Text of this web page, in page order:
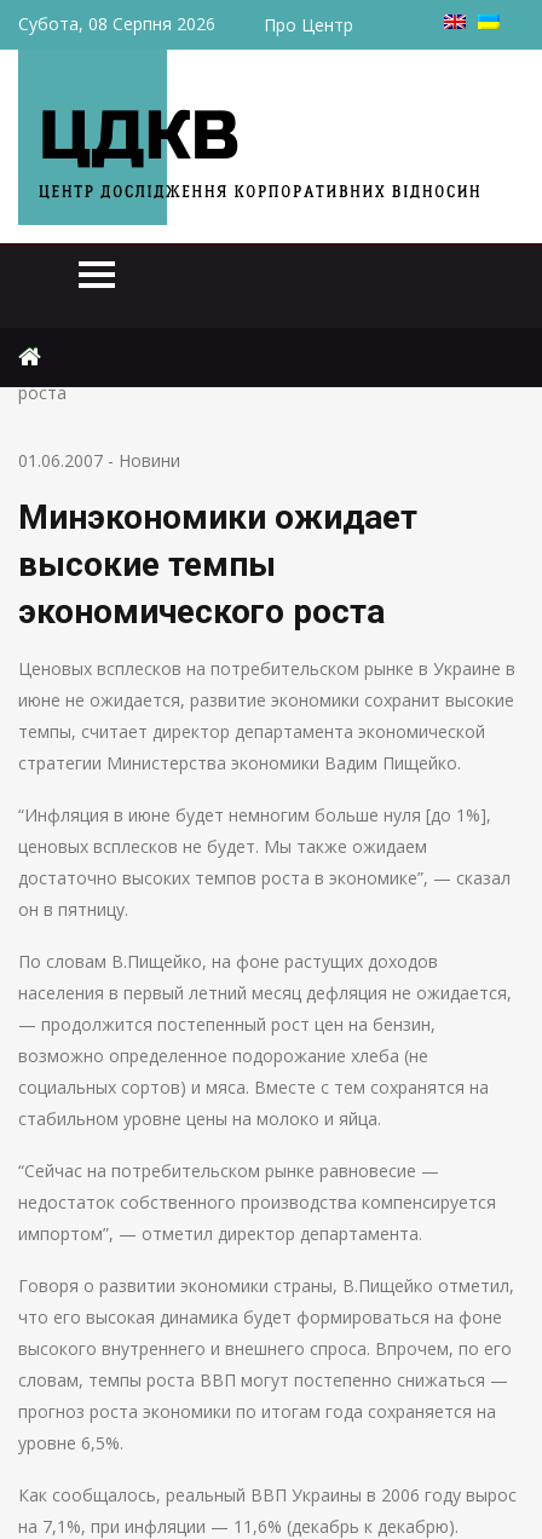
Субота, 08 Серпня 2026 Про Центр
Минэкономики ожидает высокие темпы экономического
роста
01.06.2007 - Новини
Минэкономики ожидает
высокие темпы
экономического роста
Ценовых всплесков на потребительском рынке в Украине в
июне не ожидается, развитие экономики сохранит высокие
темпы, считает директор департамента экономической
стратегии Министерства экономики Вадим Пищейко.
“Инфляция в июне будет немногим больше нуля [до 1%],
ценовых всплесков не будет. Мы также ожидаем
достаточно высоких темпов роста в экономике”, — сказал
он в пятницу.
По словам В.Пищейко, на фоне растущих доходов
населения в первый летний месяц дефляция не ожидается,
— продолжится постепенный рост цен на бензин,
возможно определенное подорожание хлеба (не
социальных сортов) и мяса. Вместе с тем сохранятся на
стабильном уровне цены на молоко и яйца.
“Сейчас на потребительском рынке равновесие —
недостаток собственного производства компенсируется
импортом”, — отметил директор департамента.
Говоря о развитии экономики страны, В.Пищейко отметил,
что его высокая динамика будет формироваться на фоне
высокого внутреннего и внешнего спроса. Впрочем, по его
словам, темпы роста ВВП могут постепенно снижаться —
прогноз роста экономики по итогам года сохраняется на
уровне 6,5%.
Как сообщалось, реальный ВВП Украины в 2006 году вырос
на 7,1%, при инфляции — 11,6% (декабрь к декабрю).